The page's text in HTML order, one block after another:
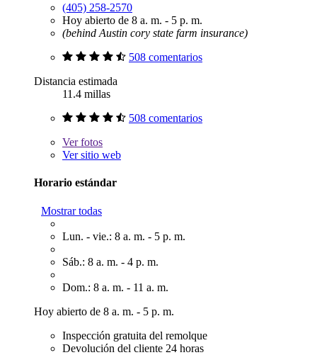
(405) 258-2570
Hoy abierto de 8 a. m. - 5 p. m.
(behind Austin cory state farm insurance)
508 comentarios
Distancia estimada
11.4 millas
508 comentarios
Verfotos
Ver sitio web
Horario estándar
Mostrar todas
Lun. - vie.: 8 a. m. - 5 p. m.
Sáb.: 8 a. m. - 4 p. m.
Dom.: 8 a. m. - 11 a. m.
Hoy abierto de 8 a. m. - 5 p. m.
Inspección gratuita del remolque
Devolución del cliente 24 horas